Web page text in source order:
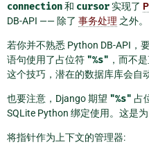
connection和 cursor实现了
DB-API —— 除了 事务处理 之外。
若你并不熟悉 Python DB-API，
语句使用了占位符 "%s" ，而不
这个技巧，潜在的数据库库会自
也要注意，Django 期望 "%s" 占
SQLite Python 绑定使用。这是
将指针作为上下文的管理器: